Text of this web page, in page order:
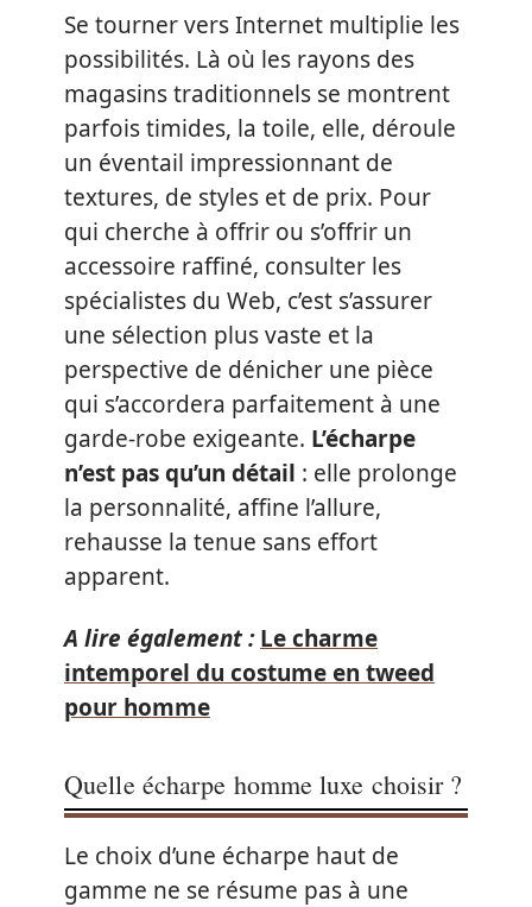
Se tourner vers Internet multiplie les
possibilités. Là où les rayons des
magasins traditionnels se montrent
parfois timides, la toile, elle, déroule
un éventail impressionnant de
textures, de styles et de prix. Pour
qui cherche à offrir ou s’offrir un
accessoire raffiné, consulter les
spécialistes du Web, c’est s’assurer
une sélection plus vaste et la
perspective de dénicher une pièce
qui s’accordera parfaitement à une
garde-robe exigeante. L’écharpe
n’est pas qu’un détail : elle prolonge
la personnalité, affine l’allure,
rehausse la tenue sans effort
apparent.
A lire également : Le charme
intemporel du costume en tweed
pour homme
Quelle écharpe homme luxe choisir ?
Le choix d’une écharpe haut de
gamme ne se résume pas à une